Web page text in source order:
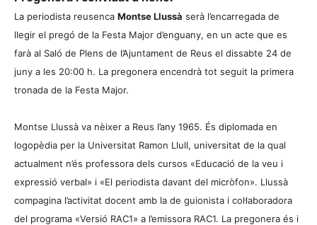
La periodista reusenca Montse Llussà serà l’encarregada de
llegir el pregó de la Festa Major d’enguany, en un acte que es
farà al Saló de Plens de l’Ajuntament de Reus el dissabte 24 de
juny a les 20:00 h. La pregonera encendrà tot seguit la primera
tronada de la Festa Major.
Montse Llussà va nèixer a Reus l’any 1965. És diplomada en
logopèdia per la Universitat Ramon Llull, universitat de la qual
actualment n’és professora dels cursos «Educació de la veu i
expressió verbal» i «El periodista davant del micròfon». Llussà
compagina l’activitat docent amb la de guionista i col·laboradora
del programa «Versió RAC1» a l’emissora RAC1. La pregonera és i